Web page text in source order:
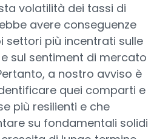
volatilità dei tassi di
avere conseguenze
settori più incentrati sulle
sul sentiment di mercato
a nostro avviso è
quei comparti e
più resilienti e che
su fondamentali solidi